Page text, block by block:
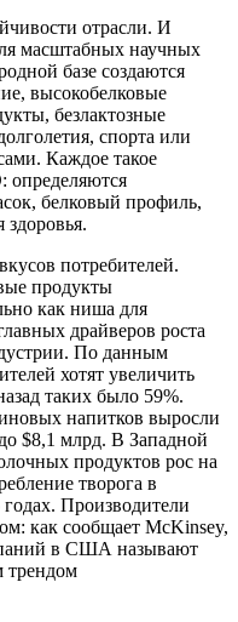
отрасли. И
масштабных научных
базе создаются
высокобелковые
безлактозные
спорта или
Каждое такое
определяются
белковый профиль,
потребителей.
продукты
как ниша для
драйверов роста
По данным
хотят увеличить
таких было 59%.
напитков выросли
$8,1 млрд. В Западной
продуктов рос на
творога в
Производители
как сообщает McKinsey,
в США называют
трендом